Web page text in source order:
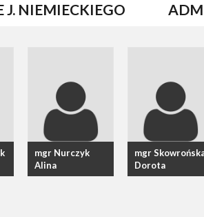
J. NIEMIECKIEGO
mgr Nurczyk
Alina
mgr
Dorota